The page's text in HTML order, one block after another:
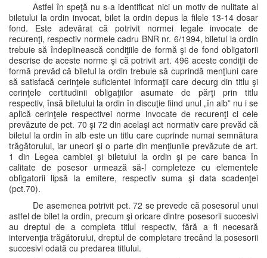
Astfel în speţă nu s-a identificat nici un motiv de nulitate al
biletului la ordin invocat, bilet la ordin depus la filele 13-14 dosar
fond. Este adevărat că potrivit normei legale invocate de
recurenţi, respectiv normele cadru BNR nr. 6/1994, biletul la ordin
trebuie să îndeplinească condiţiile de formă şi de fond obligatorii
descrise de aceste norme şi că potrivit art. 496 aceste condiţii de
formă prevăd că biletul la ordin trebuie să cuprindă menţiuni care
să satisfacă cerinţele suficientei informaţii care decurg din titlu şi
cerinţele certitudinii obligaţiilor asumate de părţi prin titlu
respectiv, însă biletului la ordin în discuţie fiind unul „în alb” nu i se
aplică cerinţele respectivei norme invocate de recurenţi ci cele
prevăzute de pct. 70 şi 72 din acelaşi act normativ care prevăd că
biletul la ordin în alb este un titlu care cuprinde numai semnătura
trăgătorului, iar uneori şi o parte din menţiunile prevăzute de art.
1 din Legea cambiei şi biletului la ordin şi pe care banca în
calitate de posesor urmează să-l completeze cu elementele
obligatorii lipsă la emitere, respectiv suma şi data scadenţei
(pct.70).
De asemenea potrivit pct. 72 se prevede că posesorul unui
astfel de bilet la ordin, precum şi oricare dintre posesorii succesivi
au dreptul de a completa titlul respectiv, fără a fi necesară
intervenţia trăgătorului, dreptul de completare trecând la posesorii
succesivi odată cu predarea titlului.